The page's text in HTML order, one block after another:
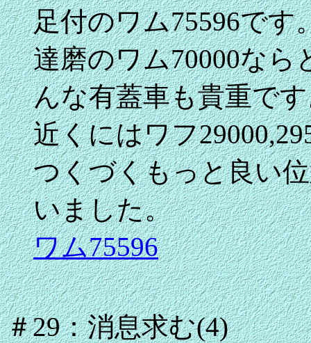
足付のワム75596です
達磨のワム70000な
んな有蓋車も貴重で
近くにはワフ
つくづくもっと良い
いました。
ワム75596
＃29：消息求む(4)